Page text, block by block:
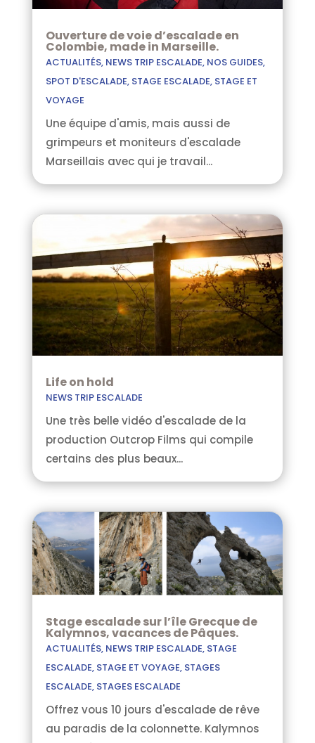
Ouverture de voie d’escalade en
Colombie, made in Marseille.
ACTUALITÉS, NEWS TRIP ESCALADE, NOS GUIDES,
SPOT D'ESCALADE, STAGE ESCALADE, STAGE ET
VOYAGE
Une équipe d'amis, mais aussi de
grimpeurs et moniteurs d'escalade
Marseillais avec qui je travail...
Life on hold
NEWS TRIP ESCALADE
Une très belle vidéo d'escalade de la
production Outcrop Films qui compile
certains des plus beaux...
Stage escalade sur l’île Grecque de
Kalymnos, vacances de Pâques.
ACTUALITÉS, NEWS TRIP ESCALADE, STAGE
ESCALADE, STAGE ET VOYAGE, STAGES
ESCALADE, STAGES ESCALADE
Offrez vous 10 jours d'escalade de rêve
au paradis de la colonnette. Kalymnos